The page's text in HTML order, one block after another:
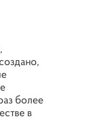
более
в